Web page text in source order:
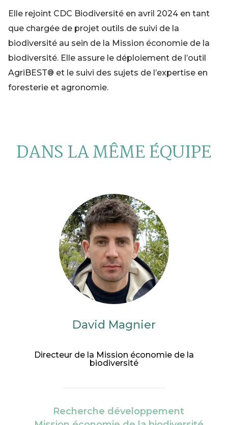
Elle rejoint CDC Biodiversité en avril 2024 en tant
que chargée de projet outils de suivi de la
biodiversité au sein de la Mission économie de la
biodiversité. Elle assure le déploiement de l’outil
AgriBEST® et le suivi des sujets de l’expertise en
foresterie et agronomie.
DANS LA MÊME ÉQUIPE
David Magnier
Directeur de la Mission économie de la
biodiversité
Recherche développement